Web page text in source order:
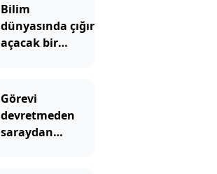
Bilim
dünyasında çığır
açacak bir
Görevi
devretmeden
saraydan